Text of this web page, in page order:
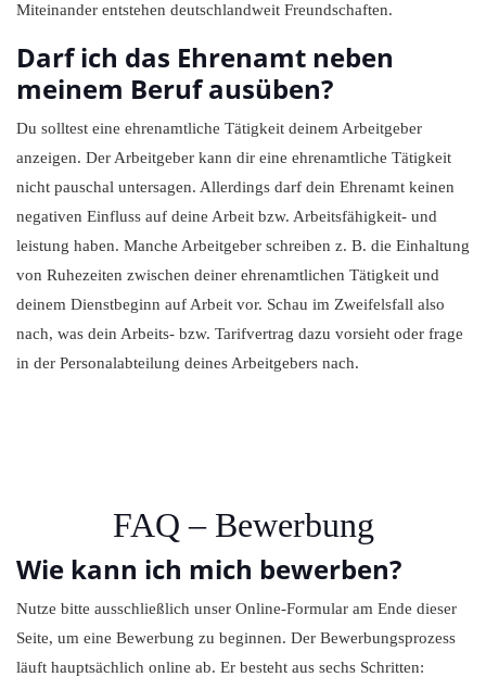
Miteinander entstehen deutschlandweit Freundschaften.
Darf ich das Ehrenamt neben
meinem Beruf ausüben?
Du solltest eine ehrenamtliche Tätigkeit deinem Arbeitgeber
anzeigen. Der Arbeitgeber kann dir eine ehrenamtliche Tätigkeit
nicht pauschal untersagen. Allerdings darf dein Ehrenamt keinen
negativen Einfluss auf deine Arbeit bzw. Arbeitsfähigkeit- und
leistung haben. Manche Arbeitgeber schreiben z. B. die Einhaltung
von Ruhezeiten zwischen deiner ehrenamtlichen Tätigkeit und
deinem Dienstbeginn auf Arbeit vor. Schau im Zweifelsfall also
nach, was dein Arbeits- bzw. Tarifvertrag dazu vorsieht oder frage
in der Personalabteilung deines Arbeitgebers nach.
FAQ – Bewerbung
Wie kann ich mich bewerben?
Nutze bitte ausschließlich unser Online-Formular am Ende dieser
Seite, um eine Bewerbung zu beginnen. Der Bewerbungsprozess
läuft hauptsächlich online ab. Er besteht aus sechs Schritten: